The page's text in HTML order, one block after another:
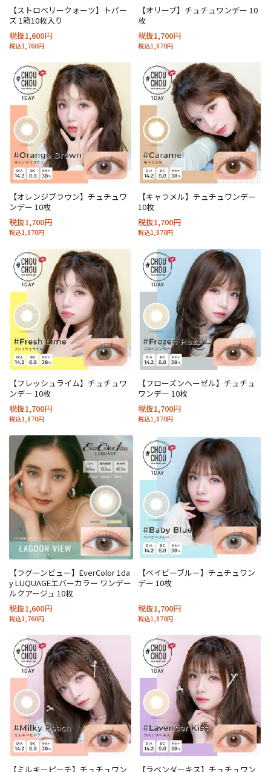
【ストロベリークォーツ】トパー
ズ 1箱10枚入り
税抜1,600円
税込1,760円
【オリーブ】チュチュワンデー 10
枚
税抜1,700円
税込1,870円
【オレンジブラウン】チュチュワ
ンデー 10枚
税抜1,700円
税込1,870円
【キャラメル】チュチュワンデー
10枚
税抜1,700円
税込1,870円
【フレッシュライム】チュチュワ
ンデー 10枚
税抜1,700円
税込1,870円
【フローズンヘーゼル】チュチュ
ワンデー 10枚
税抜1,700円
税込1,870円
【ラグーンビュー】EverColor 1da
y LUQUAGEエバーカラー ワンデー
ルクアージュ 10枚
税抜1,600円
税込1,760円
【ベイビーブルー】チュチュワン
デー 10枚
税抜1,700円
税込1,870円
【ミルキーピーチ】チュチュワン 【ラベンダーキス】チュチュワン